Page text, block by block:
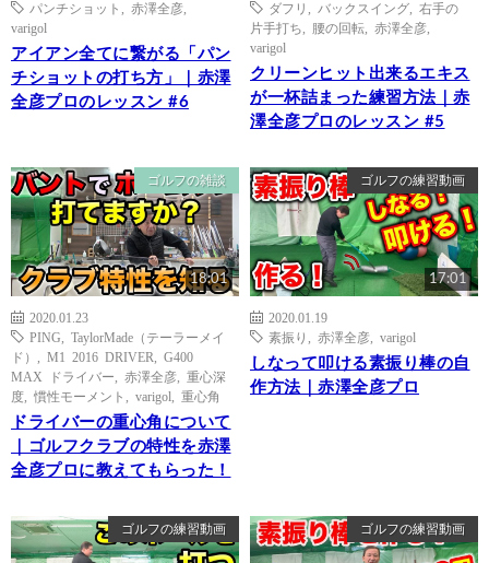
パンチショット
赤澤全彦
varigol
アイアン全てに繋がる「パン
チショットの打ち方」｜赤澤
全彦プロのレッスン #6
ダフリ
バックスイング
右手の
片手打ち
腰の回転 赤澤全彦
varigol
クリーンヒット出来るエキス
が一杯詰まった練習方法｜赤
澤全彦プロのレッスン #5
ゴルフの雑談
18:01
2020.01.23
PING
TaylorMade（テーラーメイ
ド）
M1 2016 DRIVER
G400
MAX ドライバー
赤澤全彦
重心深
度
慣性モーメント varigol 重心角
ドライバーの重心角について
｜ゴルフクラブの特性を赤澤
全彦プロに教えてもらった！
ゴルフの練習動画
17:01
2020.01.19
素振り
赤澤全彦 varigol
しなって叩ける素振り棒の自
作方法｜赤澤全彦プロ
ゴルフの練習動画 ゴルフの練習動画